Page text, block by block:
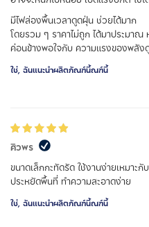
มีไฟส่องพื้นเวลาดูดฝุ่น ช่วยได้มาก
โดยรวม ๆ ราคาไม่ถูก ได้มาประมา
ค่อนข้างพอใจกับ ความแรงของพลัง
ใช่, ฉันแนะนำผลิตภัณฑ์นี้ณฑ์นี้
ศิวพร
ขนาดเล็กกะทัดรัด ใช้งานง่ายเหมาะ
ประหยัดพื้นที่ ทำความสะอาดง่าย
ใช่, ฉันแนะนำผลิตภัณฑ์นี้ณฑ์นี้